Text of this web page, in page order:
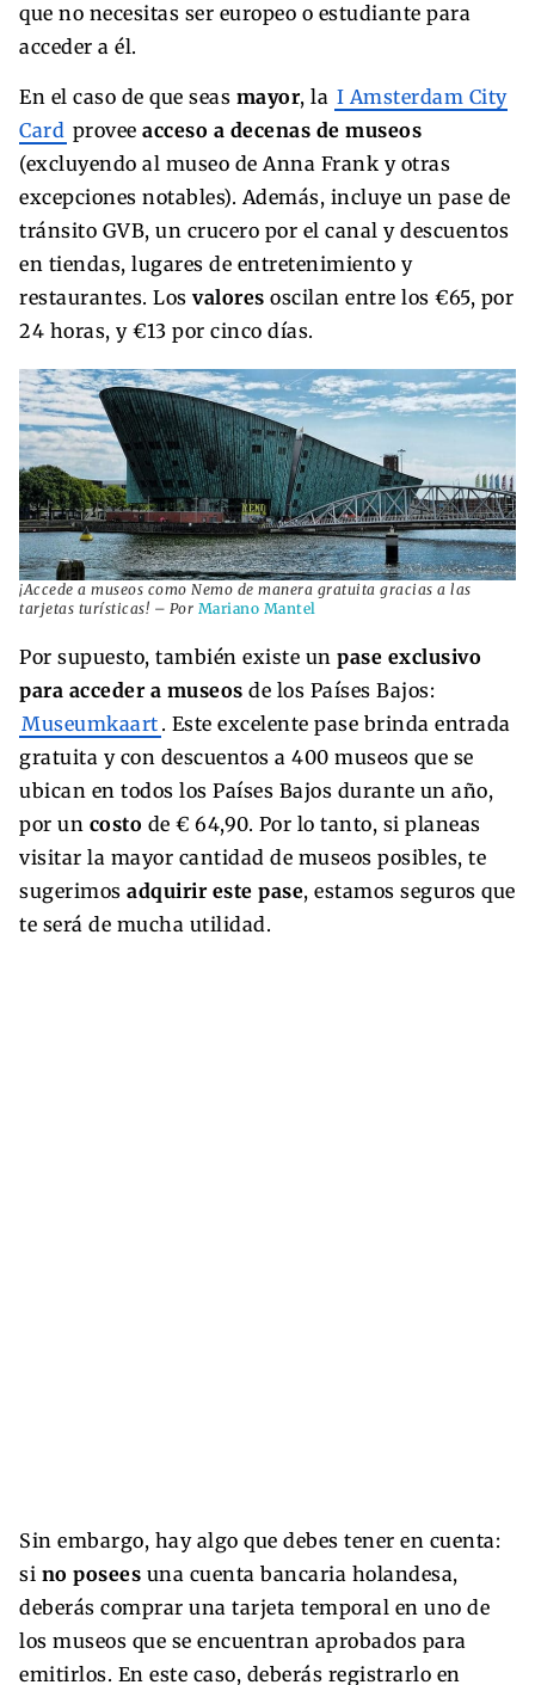
que no necesitas ser europeo o estudiante para
acceder a él.
En el caso de que seas mayor, la I Amsterdam City
Card provee acceso a decenas de museos
(excluyendo al museo de Anna Frank y otras
excepciones notables). Además, incluye un pase de
tránsito GVB, un crucero por el canal y descuentos
en tiendas, lugares de entretenimiento y
restaurantes. Los valores oscilan entre los €65, por
24 horas, y €13 por cinco días.
¡Accede a museos como Nemo de manera gratuita gracias a las
tarjetas turísticas! – Por Mariano Mantel
Por supuesto, también existe un pase exclusivo
para acceder a museos de los Países Bajos:
Museumkaart . Este excelente pase brinda entrada
gratuita y con descuentos a 400 museos que se
ubican en todos los Países Bajos durante un año,
por un costo de € 64,90. Por lo tanto, si planeas
visitar la mayor cantidad de museos posibles, te
sugerimos adquirir este pase, estamos seguros que
te será de mucha utilidad.
Sin embargo, hay algo que debes tener en cuenta:
si no posees una cuenta bancaria holandesa,
deberás comprar una tarjeta temporal en uno de
los museos que se encuentran aprobados para
emitirlos. En este caso, deberás registrarlo en